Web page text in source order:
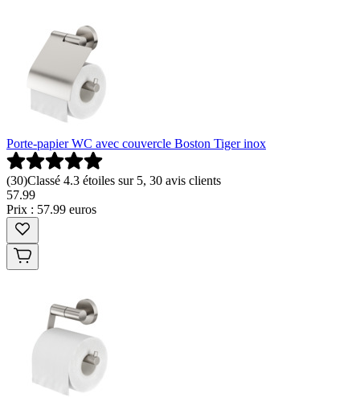
Porte-papier WC avec couvercle Boston Tiger inox
(30)Classé 4.3 étoiles sur 5, 30 avis clients
57.99
Prix : 57.99 euros